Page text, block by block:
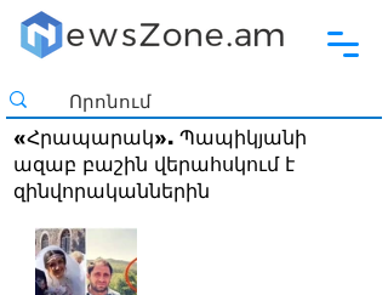
«Հրապարակ». Պապիկյանի
ազաբ բաշին վերահսկում է
զինվորականներին